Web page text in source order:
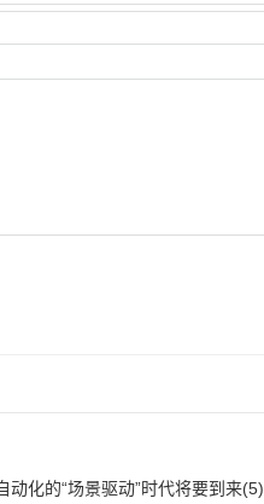
动化的“场景驱动”时代将要到来(5)